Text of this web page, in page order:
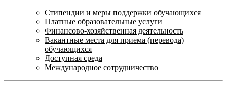
Стипендии и меры поддержки обучающихся
Платные образовательные услуги
Финансово-хозяйственная деятельность
Вакантные места для приема (перевода)
обучающихся
Доступная среда
Международное сотрудничество